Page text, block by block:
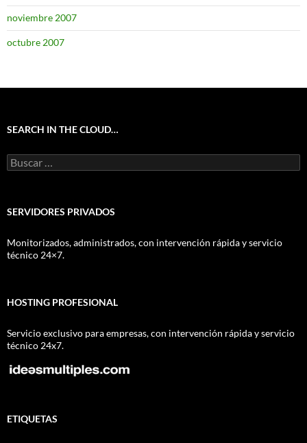
noviembre 2007
octubre 2007
SEARCH IN THE CLOUD…
Buscar:
SERVIDORES PRIVADOS
Monitorizados, administrados, con intervención rápida y servicio
técnico 24×7.
HOSTING PROFESIONAL
Servicio exclusivo para empresas, con intervención rápida y servicio
técnico 24x7.
ETIQUETAS